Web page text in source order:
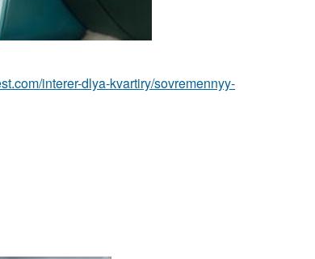
interer-dlya-kvartiry/sovremennyy-